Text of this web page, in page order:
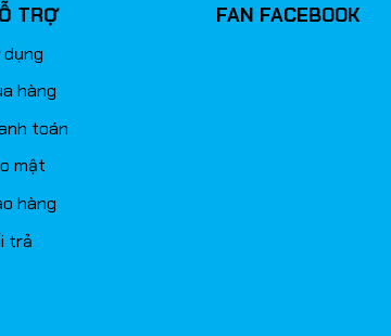
TRỢ
hàng
toán
mật
hàng
trả
FAN FACEBOOK